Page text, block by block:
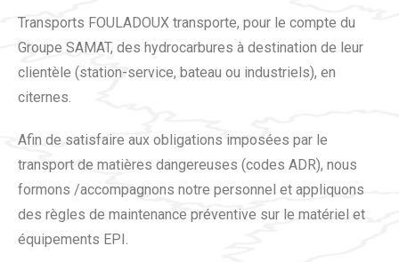
Transports FOULADOUX transporte, pour le compte du
Groupe SAMAT, des hydrocarbures à destination de leur
clientèle (station-service, bateau ou industriels), en
citernes.
Afin de satisfaire aux obligations imposées par le
transport de matières dangereuses (codes ADR), nous
formons /accompagnons notre personnel et appliquons
des règles de maintenance préventive sur le matériel et
équipements EPI.